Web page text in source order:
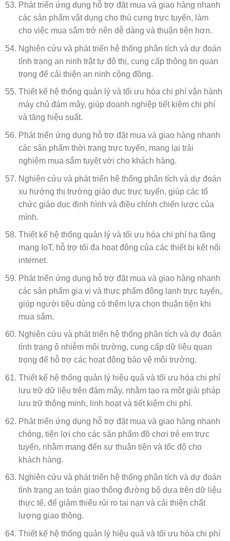
Phát triển ứng dụng hỗ trợ đặt mua và giao hàng nhanh
các sản phẩm vật dụng cho thú cưng trực tuyến, làm
cho việc mua sắm trở nên dễ dàng và thuận tiện hơn.
Nghiên cứu và phát triển hệ thống phân tích và dự đoán
tình trạng an ninh trật tự đô thị, cung cấp thông tin quan
trọng để cải thiện an ninh cộng đồng.
Thiết kế hệ thống quản lý và tối ưu hóa chi phí vận hành
máy chủ đám mây, giúp doanh nghiệp tiết kiệm chi phí
và tăng hiệu suất.
Phát triển ứng dụng hỗ trợ đặt mua và giao hàng nhanh
các sản phẩm thời trang trực tuyến, mang lại trải
nghiệm mua sắm tuyệt vời cho khách hàng.
Nghiên cứu và phát triển hệ thống phân tích và dự đoán
xu hướng thị trường giáo dục trực tuyến, giúp các tổ
chức giáo dục định hình và điều chỉnh chiến lược của
mình.
Thiết kế hệ thống quản lý và tối ưu hóa chi phí hạ tầng
mạng IoT, hỗ trợ tối đa hoạt động của các thiết bị kết nối
internet.
Phát triển ứng dụng hỗ trợ đặt mua và giao hàng nhanh
các sản phẩm gia vị và thực phẩm đông lạnh trực tuyến,
giúp người tiêu dùng có thêm lựa chọn thuận tiện khi
mua sắm.
Nghiên cứu và phát triển hệ thống phân tích và dự đoán
tình trạng ô nhiễm môi trường, cung cấp dữ liệu quan
trọng để hỗ trợ các hoạt động bảo vệ môi trường.
Thiết kế hệ thống quản lý hiệu quả và tối ưu hóa chi phí
lưu trữ dữ liệu trên đám mây, nhằm tạo ra một giải pháp
lưu trữ thông minh, linh hoạt và tiết kiệm chi phí.
Phát triển ứng dụng hỗ trợ đặt mua và giao hàng nhanh
chóng, tiện lợi cho các sản phẩm đồ chơi trẻ em trực
tuyến, nhằm mang đến sự thuận tiện và tốc độ cho
khách hàng.
Nghiên cứu và phát triển hệ thống phân tích và dự đoán
tình trạng an toàn giao thông đường bộ dựa trên dữ liệu
thực tế, để giảm thiểu rủi ro tai nạn và cải thiện chất
lượng giao thông.
Thiết kế hệ thống quản lý hiệu quả và tối ưu hóa chi phí